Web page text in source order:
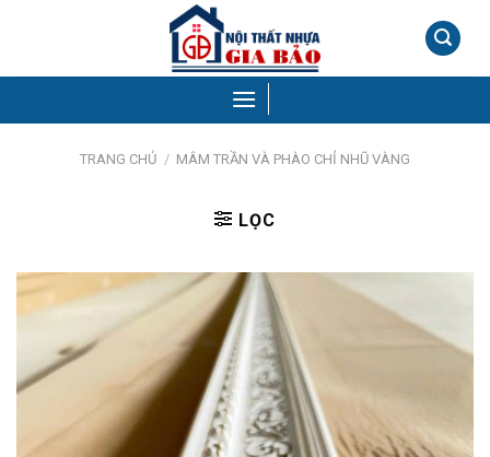
TRANG CHỦ / MÂM TRẦN VÀ PHÀO CHỈ NHŨ VÀNG
LỌC